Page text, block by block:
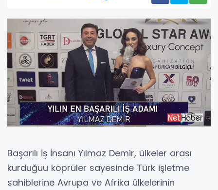
Başarılı İş İnsanı Yılmaz Demir, ülkeler arası
kurduğuu köprüler sayesinde Türk işletme
sahiblerine Avrupa ve Afrika ülkelerinin